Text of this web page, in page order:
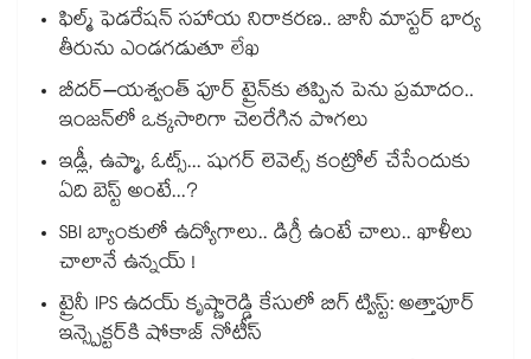
ఫిల్మ్ ఫెడరేషన్ సహాయ నిరాకరణ.. జానీ మాస్టర్ భార్య
తీరును ఎండగడుతూ లేఖ
బీదర్–యశ్వంత్ పూర్ ట్రైన్‎కు తప్పిన పెను ప్రమాదం..
ఇంజన్‎లో ఒక్కసారిగా చెలరేగిన పొగలు
ఇడ్లీ, ఉప్మా, ఓట్స్... షుగర్ లెవెల్స్ కంట్రోల్ చేసేందుకు
ఏది బెస్ట్ అంటే...?
SBI బ్యాంకులో ఉద్యోగాలు.. డిగ్రీ ఉంటే చాలు.. ఖాళీలు
చాలానే ఉన్నయ్ !
ట్రైనీ IPS ఉదయ్ కృష్ణారెడ్డి కేసులో బిగ్ ట్విస్ట్: అత్తాపూర్
ఇన్స్పెక్టర్‎కి షోకాజ్ నోటీస్